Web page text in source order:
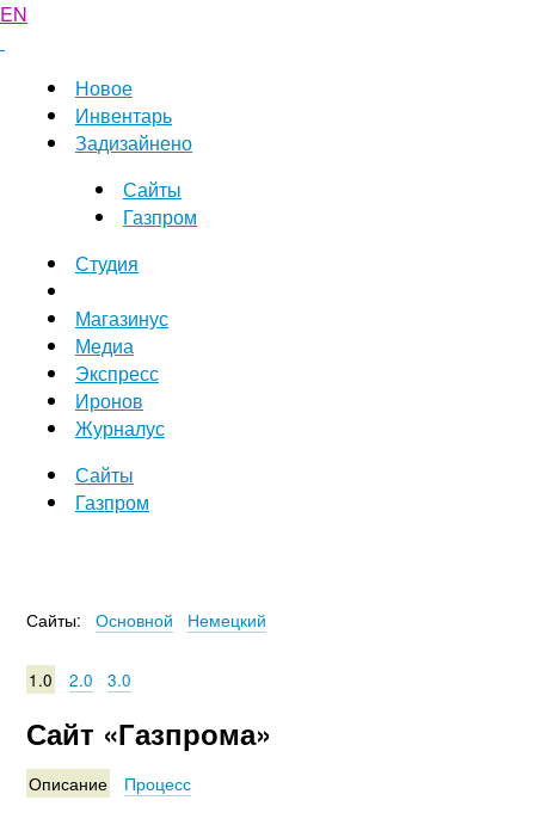
EN
Новое
Инвентарь
Задизайнено
Сайты
Газпром
Студия
Магазинус
Медиа
Экспресс
Иронов
Журналус
Сайты
Газпром
Сайты: Основной Немецкий
1.0 2.0 3.0
Сайт «Газпрома»
Описание Процесс